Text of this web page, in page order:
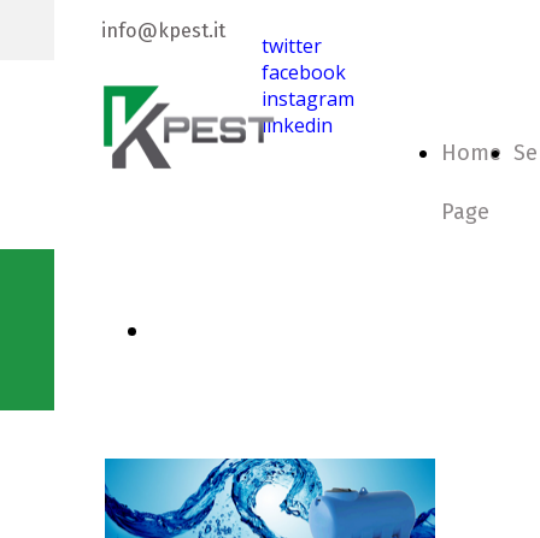
twitter
facebook
instagram
linkedin
info@kpest.it
Home
Page